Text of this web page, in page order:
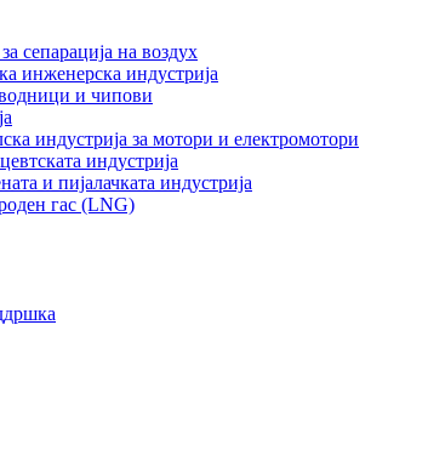
сепарација на воздух
инженерска индустрија
и чипови
индустрија за мотори и електромотори
индустрија
и пијалачката индустрија
гас (LNG)